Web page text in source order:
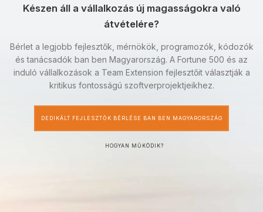
Készen áll a vállalkozás új magasságokra való
átvételére?
Bérlet a legjobb fejlesztők, mérnökök, programozók, kódozók
és tanácsadók ban ben Magyarország. A Fortune 500 és az
induló vállalkozások a Team Extension fejlesztőit választják a
kritikus fontosságú szoftverprojektjeikhez.
DEDIKÁLT FEJLESZTŐK BÉRLÉSE BAN BEN MAGYARORSZÁG
HOGYAN MŰKÖDIK?